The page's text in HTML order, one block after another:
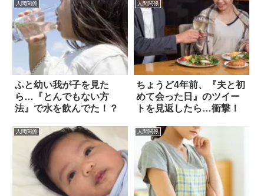
人間関係
ふと幼い我が子を見た
ら…『とんでもない方
法』で水を飲んでた！？
人間関係
ちょうど4年前、『夫と初
めて会った日』のツイー
トを見返したら…衝撃！
人間関係 人間関係